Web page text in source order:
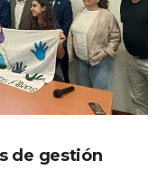
de gestión